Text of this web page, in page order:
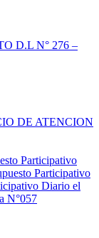
D.L N° 276 –
DE ATENCION
Participativo
Participativo
Diario el
N°057